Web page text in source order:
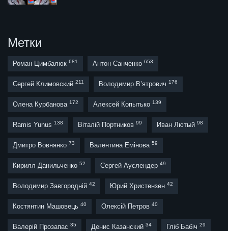
Метки
Роман Цимбалюк 681 Антон Санченко 653
Сергей Климовский 211 Володимир В’ятрович 176
Олена Курбанова 172 Алексей Копытько 139
Ramis Yunus 138 Віталій Портников 99 Иван Лютый 98
Дмитро Вовнянко 73 Валентина Емінова 59
Кирилл Данильченко 52 Сергей Ауслендер 49
Володимир Завгородній 42 Юрий Христензен 42
Костянтин Машовець 40 Олексій Петров 40
Валерій Прозапас 35 Денис Казанский 34 Гліб Бабіч 29